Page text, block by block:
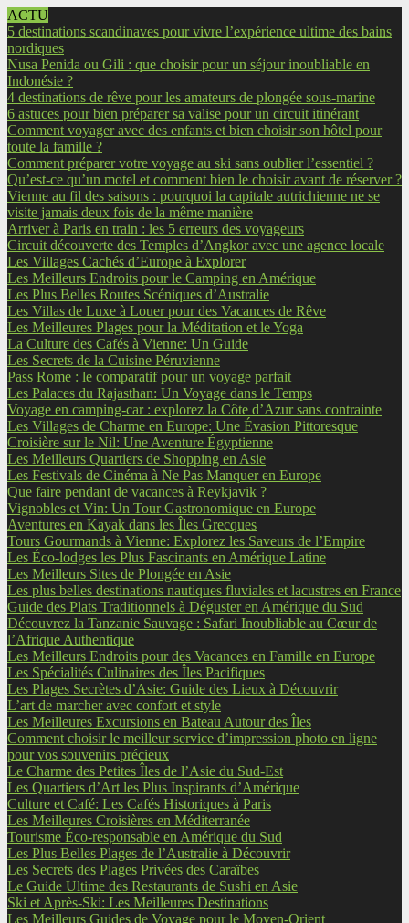
ACTU
5 destinations scandinaves pour vivre l’expérience ultime des bains
nordiques
Nusa Penida ou Gili : que choisir pour un séjour inoubliable en
Indonésie ?
4 destinations de rêve pour les amateurs de plongée sous-marine
6 astuces pour bien préparer sa valise pour un circuit itinérant
Comment voyager avec des enfants et bien choisir son hôtel pour
toute la famille ?
Comment préparer votre voyage au ski sans oublier l’essentiel ?
Qu’est-ce qu’un motel et comment bien le choisir avant de réserver ?
Vienne au fil des saisons : pourquoi la capitale autrichienne ne se
visite jamais deux fois de la même manière
Arriver à Paris en train : les 5 erreurs des voyageurs
Circuit découverte des Temples d’Angkor avec une agence locale
Les Villages Cachés d’Europe à Explorer
Les Meilleurs Endroits pour le Camping en Amérique
Les Plus Belles Routes Scéniques d’Australie
Les Villas de Luxe à Louer pour des Vacances de Rêve
Les Meilleures Plages pour la Méditation et le Yoga
La Culture des Cafés à Vienne: Un Guide
Les Secrets de la Cuisine Péruvienne
Pass Rome : le comparatif pour un voyage parfait
Les Palaces du Rajasthan: Un Voyage dans le Temps
Voyage en camping-car : explorez la Côte d’Azur sans contrainte
Les Villages de Charme en Europe: Une Évasion Pittoresque
Croisière sur le Nil: Une Aventure Égyptienne
Les Meilleurs Quartiers de Shopping en Asie
Les Festivals de Cinéma à Ne Pas Manquer en Europe
Que faire pendant de vacances à Reykjavik ?
Vignobles et Vin: Un Tour Gastronomique en Europe
Aventures en Kayak dans les Îles Grecques
Tours Gourmands à Vienne: Explorez les Saveurs de l’Empire
Les Éco-lodges les Plus Fascinants en Amérique Latine
Les Meilleurs Sites de Plongée en Asie
Les plus belles destinations nautiques fluviales et lacustres en France
Guide des Plats Traditionnels à Déguster en Amérique du Sud
Découvrez la Tanzanie Sauvage : Safari Inoubliable au Cœur de
l’Afrique Authentique
Les Meilleurs Endroits pour des Vacances en Famille en Europe
Les Spécialités Culinaires des Îles Pacifiques
Les Plages Secrètes d’Asie: Guide des Lieux à Découvrir
L’art de marcher avec confort et style
Les Meilleures Excursions en Bateau Autour des Îles
Comment choisir le meilleur service d’impression photo en ligne
pour vos souvenirs précieux
Le Charme des Petites Îles de l’Asie du Sud-Est
Les Quartiers d’Art les Plus Inspirants d’Amérique
Culture et Café: Les Cafés Historiques à Paris
Les Meilleures Croisières en Méditerranée
Tourisme Éco-responsable en Amérique du Sud
Les Plus Belles Plages de l’Australie à Découvrir
Les Secrets des Plages Privées des Caraïbes
Le Guide Ultime des Restaurants de Sushi en Asie
Ski et Après-Ski: Les Meilleures Destinations
Les Meilleurs Guides de Voyage pour le Moyen-Orient